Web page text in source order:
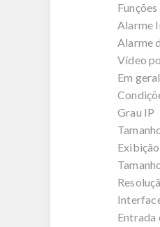
Alarme
Alarme
Vídeo
Em
Grau